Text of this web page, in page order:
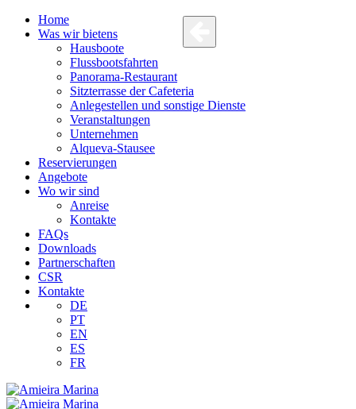
Home
Was wir bietens
Hausboote
Flussbootsfahrten
Panorama-Restaurant
Sitzterrasse der Cafeteria
Anlegestellen und sonstige Dienste
Veranstaltungen
Unternehmen
Alqueva-Stausee
Reservierungen
Angebote
Wo wir sind
Anreise
Kontakte
FAQs
Downloads
Partnerschaften
CSR
Kontakte
DE
PT
EN
ES
FR